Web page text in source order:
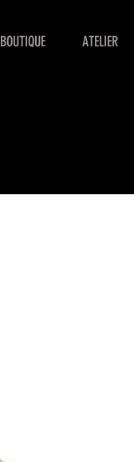
BOUTIQUE ATELIER